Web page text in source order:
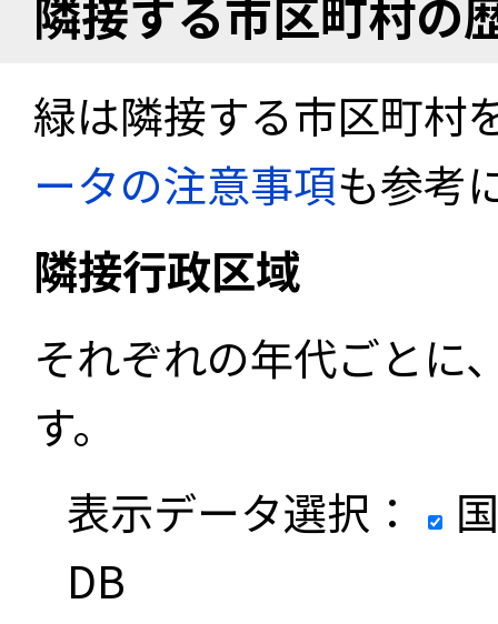
隣接する市区町村の
緑は隣接する市区町村
ータの注意事項も参考
隣接行政区域
それぞれの年代ごとに
す。
表示データ選択：
DB